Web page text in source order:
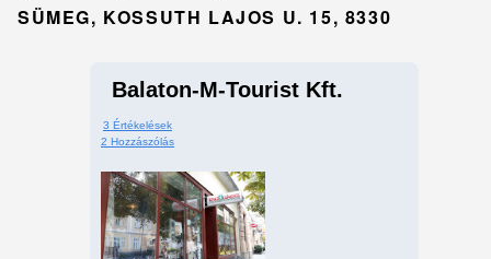
SÜMEG, KOSSUTH LAJOS U. 15, 8330
Balaton-M-Tourist Kft.
3 Értékelések
2 Hozzászólás